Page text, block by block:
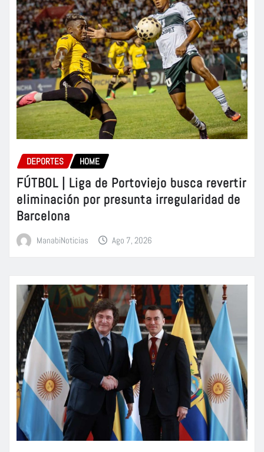
DEPORTES HOME
FÚTBOL | Liga de Portoviejo busca revertir
eliminación por presunta irregularidad de
Barcelona
ManabiNoticias Ago 7, 2026